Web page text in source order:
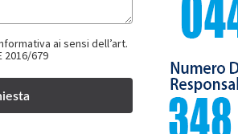
ai sensi dell’art.
2016/679